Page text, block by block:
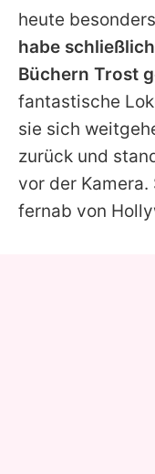
heute
habe
Büchern Trost
fantastische
sie sich
zurück und
vor der
fernab von